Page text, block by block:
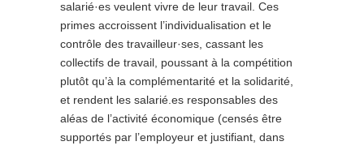
salarié·es veulent vivre de leur travail. Ces
primes accroissent l’individualisation et le
contrôle des travailleur·ses, cassant les
collectifs de travail, poussant à la compétition
plutôt qu’à la complémentarité et la solidarité,
et rendent les salarié.es responsables des
aléas de l’activité économique (censés être
supportés par l’employeur et justifiant, dans